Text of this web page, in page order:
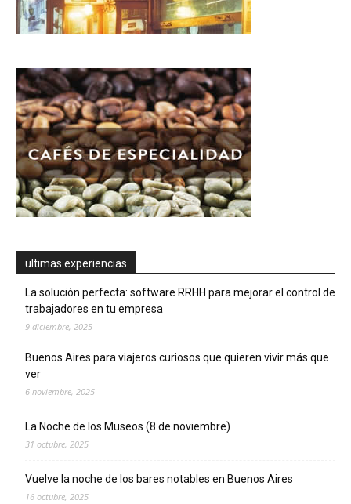
ultimas experiencias
La solución perfecta: software RRHH para mejorar el control de
trabajadores en tu empresa
9 diciembre, 2025
Buenos Aires para viajeros curiosos que quieren vivir más que
ver
6 noviembre, 2025
La Noche de los Museos (8 de noviembre)
31 octubre, 2025
Vuelve la noche de los bares notables en Buenos Aires
16 octubre, 2025